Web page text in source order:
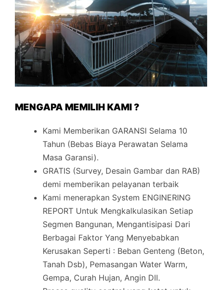
MENGAPA MEMILIH KAMI ?
Kami Memberikan GARANSI Selama 10
Tahun (Bebas Biaya Perawatan Selama
Masa Garansi).
GRATIS (Survey, Desain Gambar dan RAB)
demi memberikan pelayanan terbaik
Kami menerapkan System ENGINERING
REPORT Untuk Mengkalkulasikan Setiap
Segmen Bangunan, Mengantisipasi Dari
Berbagai Faktor Yang Menyebabkan
Kerusakan Seperti : Beban Genteng (Beton,
Tanah Dsb), Pemasangan Water Warm,
Gempa, Curah Hujan, Angin Dll.